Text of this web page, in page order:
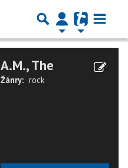
A.M., The
Žánry: rock